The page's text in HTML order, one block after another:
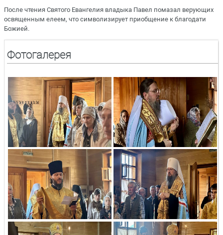
После чтения Святого Евангелия владыка Павел помазал верующих
освященным елеем, что символизирует приобщение к благодати
Божией.
Фотогалерея